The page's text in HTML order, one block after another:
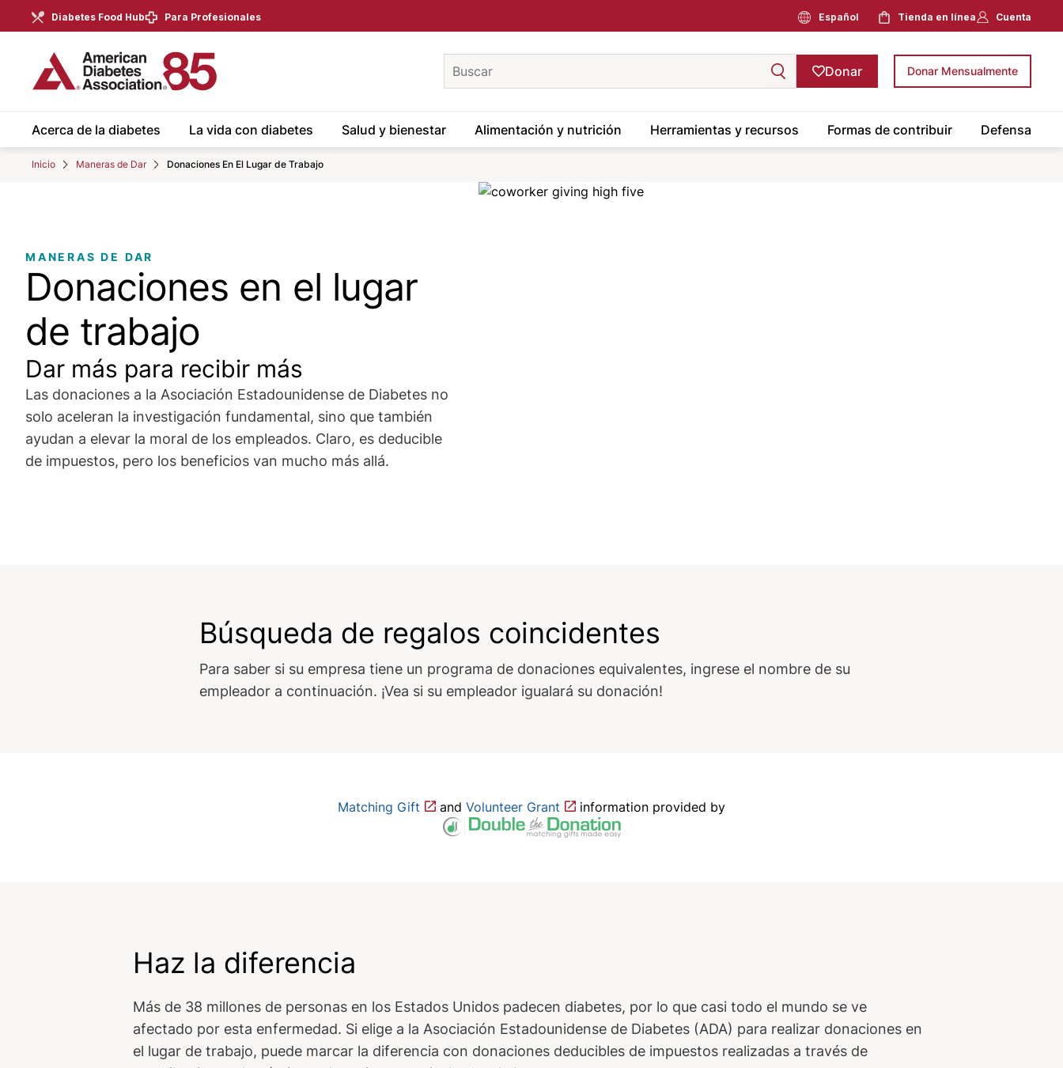
Skip to Main content
Diabetes Food Hub Para Profesionales Español Tienda en línea Cuenta
keywords Donar Donar Mensualmente
Acerca de la diabetes La vida con diabetes Salud y bienestar Alimentación y nutrición Herramientas y recursos Formas de contribuir Defensa
Inicio Maneras de Dar Donaciones En El Lugar de Trabajo
content
MANERAS DE DAR
Donaciones en el lugar
de trabajo
Dar más para recibir más
Las donaciones a la Asociación Estadounidense de Diabetes no
solo aceleran la investigación fundamental, sino que también
ayudan a elevar la moral de los empleados. Claro, es deducible
de impuestos, pero los beneficios van mucho más allá.
Image
Búsqueda de regalos coincidentes
Para saber si su empresa tiene un programa de donaciones equivalentes, ingrese el nombre de su
empleador a continuación. ¡Vea si su empleador igualará su donación!
Matching Gift and Volunteer Grant information provided by
Haz la diferencia
Más de 38 millones de personas en los Estados Unidos padecen diabetes, por lo que casi todo el mundo se ve
afectado por esta enfermedad. Si elige a la Asociación Estadounidense de Diabetes (ADA) para realizar donaciones en
el lugar de trabajo, puede marcar la diferencia con donaciones deducibles de impuestos realizadas a través de